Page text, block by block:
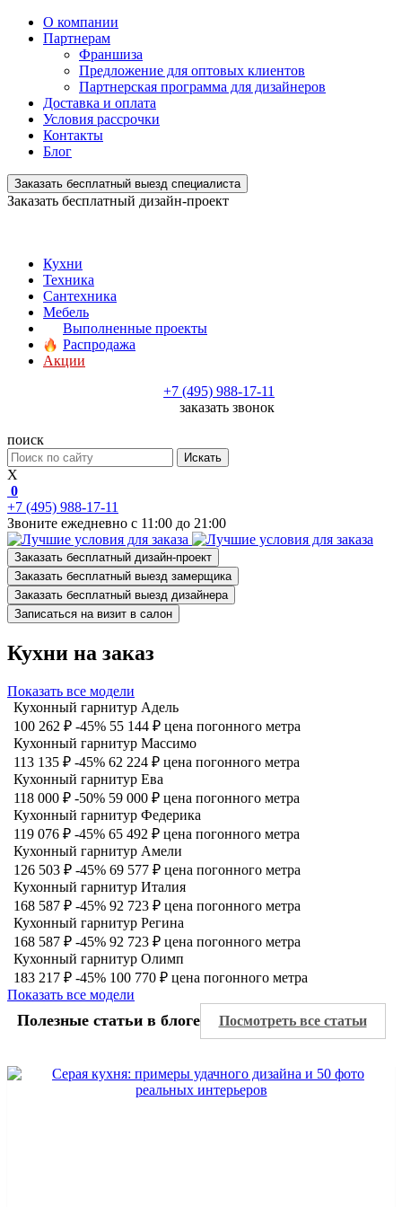
О компании
Партнерам
Франшиза
Предложение для оптовых клиентов
Партнерская программа для дизайнеров
Доставка и оплата
Условия рассрочки
Контакты
Блог
Заказать бесплатный выезд специалиста
Заказать бесплатный дизайн-проект
Кухни
Техника
Сантехника
Мебель
Выполненные проекты
Распродажа
Акции
+7 (495) 988-17-11
заказать звонок
поиск
Искать
X
0
+7 (495) 988-17-11
Звоните ежедневно с 11:00 до 21:00
Заказать бесплатный дизайн-проект
Заказать бесплатный выезд замерщика
Заказать бесплатный выезд дизайнера
Записаться на визит в салон
Кухни на заказ
Показать все модели
Кухонный гарнитур Адель
100 262 ₽ -45% 55 144 ₽ цена погонного метра
Кухонный гарнитур Массимо
113 135 ₽ -45% 62 224 ₽ цена погонного метра
Кухонный гарнитур Ева
118 000 ₽ -50% 59 000 ₽ цена погонного метра
Кухонный гарнитур Федерика
119 076 ₽ -45% 65 492 ₽ цена погонного метра
Кухонный гарнитур Амели
126 503 ₽ -45% 69 577 ₽ цена погонного метра
Кухонный гарнитур Италия
168 587 ₽ -45% 92 723 ₽ цена погонного метра
Кухонный гарнитур Регина
168 587 ₽ -45% 92 723 ₽ цена погонного метра
Кухонный гарнитур Олимп
183 217 ₽ -45% 100 770 ₽ цена погонного метра
Показать все модели
Полезные статьи в блоге Посмотреть все статьи